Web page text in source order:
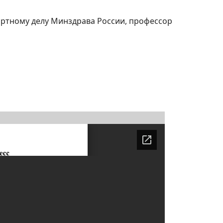
делу Минздрава России, профессор